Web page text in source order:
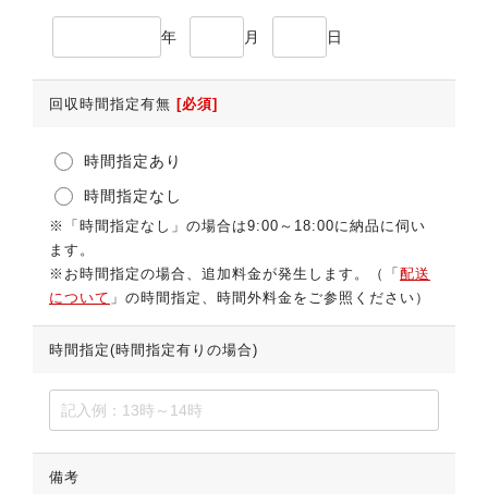
年 月 日
回収時間指定有無 [必須]
時間指定あり
時間指定なし
※「時間指定なし」の場合は9:00～18:00に納品に伺い
ます。
※お時間指定の場合、追加料金が発生します。（「 配送
について 」の時間指定、時間外料金をご参照ください）
時間指定(時間指定有りの場合)
備考